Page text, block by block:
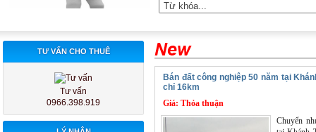
TƯ VẤN CHO THUÊ
Tư vấn
0966.398.919
Bán đất công nghiệp 50 năm tại
chỉ 16km
Giá: Thỏa thuận
Chuyển